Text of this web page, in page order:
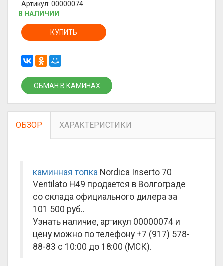
Артикул: 00000074
В НАЛИЧИИ
КУПИТЬ
ОБМАН В КАМИНАХ
ОБЗОР ХАРАКТЕРИСТИКИ
каминная топка Nordica Inserto 70
Ventilato H49 продается в Волгограде
со склада официального дилера за
101 500 руб..
Узнать наличие, артикул 00000074 и
цену можно по телефону +7 (917) 578-
88-83 с 10:00 до 18:00 (МСК).